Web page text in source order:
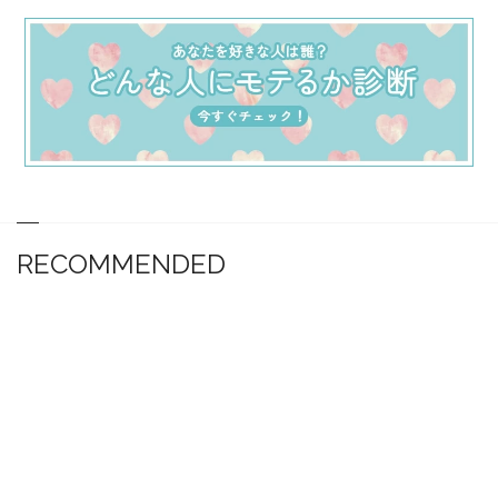
RECOMMENDED